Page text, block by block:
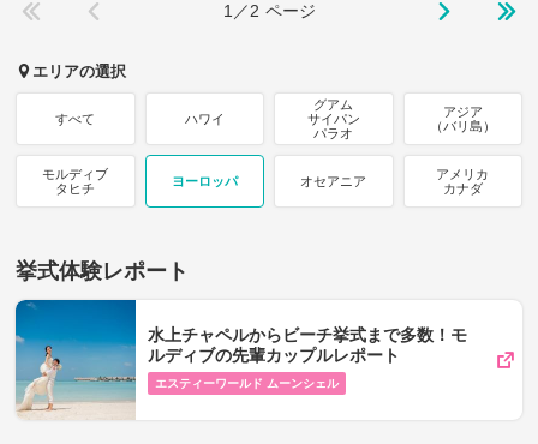
1／2 ページ
エリアの選択
すべて ハワイ
グアム
サイパン
パラオ
アジア
（バリ島）
モルディブ
タヒチ
ヨーロッパ オセアニア
アメリカ
カナダ
挙式体験レポート
水上チャペルからビーチ挙式まで多数！モ
ルディブの先輩カップルレポート
エスティーワールド ムーンシェル